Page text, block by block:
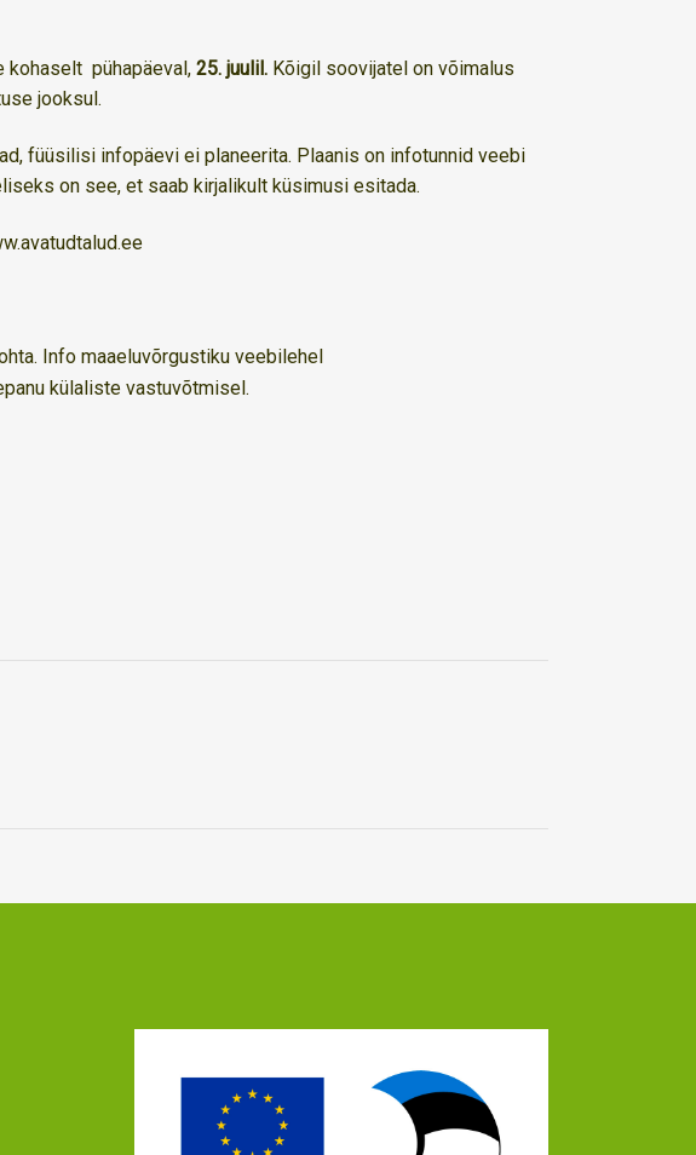
kohaselt pühapäeval, 25. juulil. Kõigil soovijatel on võimalus
jooksul.
füüsilisi infopäevi ei planeerita. Plaanis on infotunnid veebi
on see, et saab kirjalikult küsimusi esitada.
Info maaeluvõrgustiku veebilehel
külaliste vastuvõtmisel.